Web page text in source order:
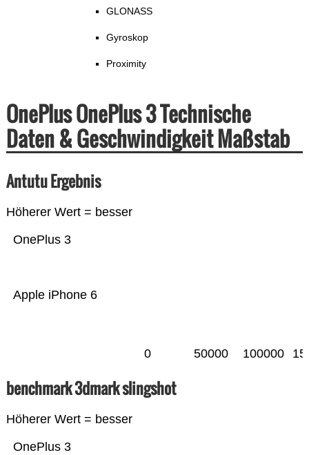
GLONASS
Gyroskop
Proximity
OnePlus OnePlus 3 Technische
Daten & Geschwindigkeit Maßstab
Antutu Ergebnis
Höherer Wert = besser
Apple iPhone 6
OnePlus 3
0 50000 100000
benchmark 3dmark slingshot
Höherer Wert = besser
OnePlus 3